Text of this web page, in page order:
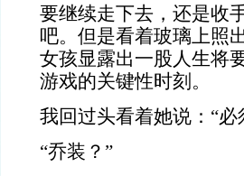
要继续走下去，还是收
吧。但是看着玻璃上照
女孩显露出一股人生将
游戏的关键性时刻。
我回过头看着她说：“必
“乔装？”